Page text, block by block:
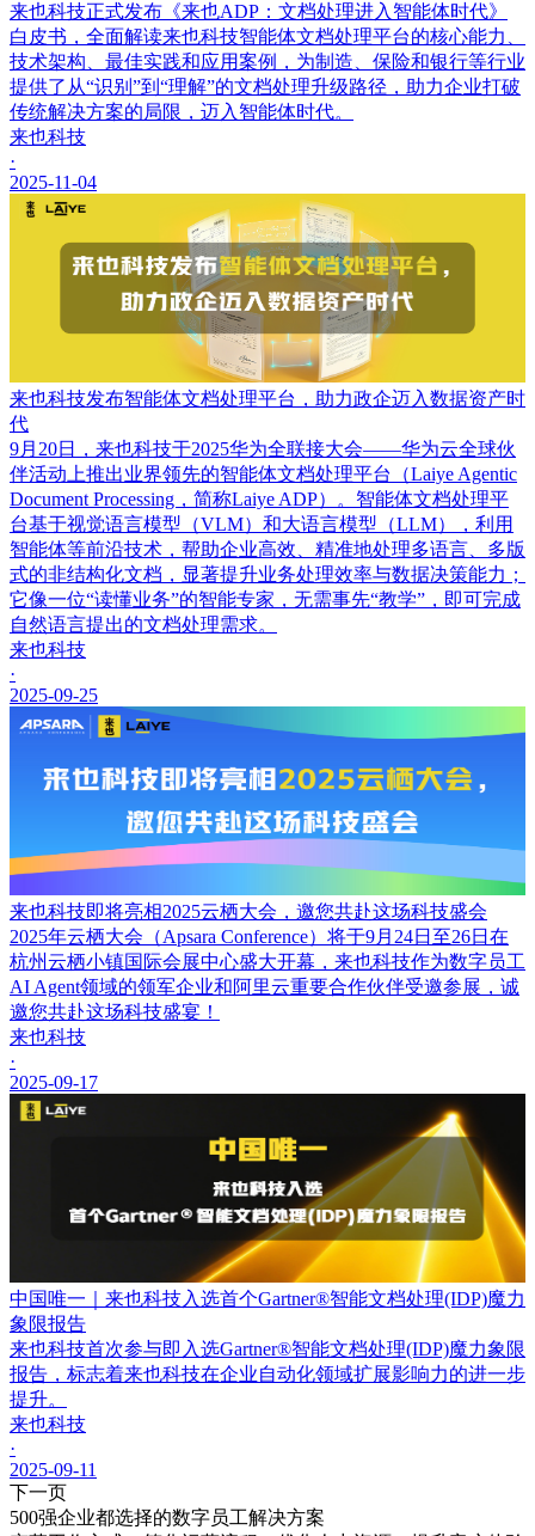
来也科技正式发布《来也ADP：文档处理进入智能体时代》
白皮书，全面解读来也科技智能体文档处理平台的核心能力、
技术架构、最佳实践和应用案例，为制造、保险和银行等行业
提供了从“识别”到“理解”的文档处理升级路径，助力企业打破
传统解决方案的局限，迈入智能体时代。
来也科技
·
2025-11-04
来也科技发布智能体文档处理平台，助力政企迈入数据资产时
代
9月20日，来也科技于2025华为全联接大会——华为云全球伙
伴活动上推出业界领先的智能体文档处理平台（Laiye Agentic
Document Processing，简称Laiye ADP）。智能体文档处理平
台基于视觉语言模型（VLM）和大语言模型（LLM），利用
智能体等前沿技术，帮助企业高效、精准地处理多语言、多版
式的非结构化文档，显著提升业务处理效率与数据决策能力；
它像一位“读懂业务”的智能专家，无需事先“教学”，即可完成
自然语言提出的文档处理需求。
来也科技
·
2025-09-25
来也科技即将亮相2025云栖大会，邀您共赴这场科技盛会
2025年云栖大会（Apsara Conference）将于9月24日至26日在
杭州云栖小镇国际会展中心盛大开幕，来也科技作为数字员工
AI Agent领域的领军企业和阿里云重要合作伙伴受邀参展，诚
邀您共赴这场科技盛宴！
来也科技
·
2025-09-17
中国唯一｜来也科技入选首个Gartner®智能文档处理(IDP)魔力
象限报告
来也科技首次参与即入选Gartner®智能文档处理(IDP)魔力象限
报告，标志着来也科技在企业自动化领域扩展影响力的进一步
提升。
来也科技
·
2025-09-11
下一页
500强企业都选择的数字员工解决方案